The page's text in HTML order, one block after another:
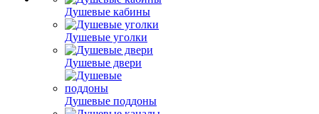
Душевые кабины
Душевые уголки
Душевые двери
Душевые поддоны